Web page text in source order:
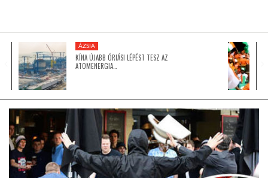
GLOBOTV BP
HÍR3D
TROPICALMAGAZIN
ÁZSIA
KÍNA ÚJABB ÓRIÁSI LÉPÉST TESZ AZ
ATOMENERGIA…